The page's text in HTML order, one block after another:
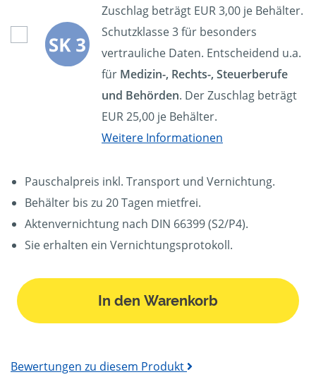
Zuschlag beträgt EUR 3,00 je Behälter.
Schutzklasse 3 für besonders
vertrauliche Daten. Entscheidend u.a.
für Medizin-, Rechts-, Steuerberufe
und Behörden. Der Zuschlag beträgt
EUR 25,00 je Behälter.
Weitere Informationen
Pauschalpreis inkl. Transport und Vernichtung.
Behälter bis zu 20 Tagen mietfrei.
Aktenvernichtung nach DIN 66399 (S2/P4).
Sie erhalten ein Vernichtungsprotokoll.
In den Warenkorb
Bewertungen zu diesem Produkt